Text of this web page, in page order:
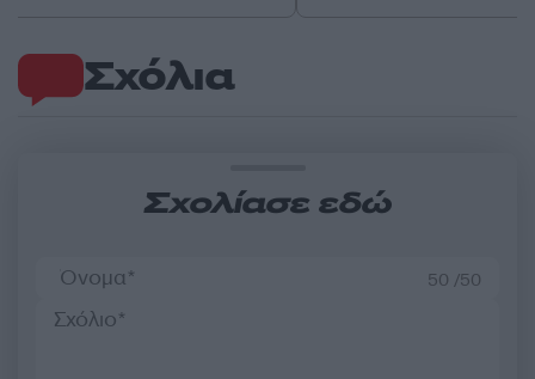
Σχόλια
Σχολίασε εδώ
50 /50